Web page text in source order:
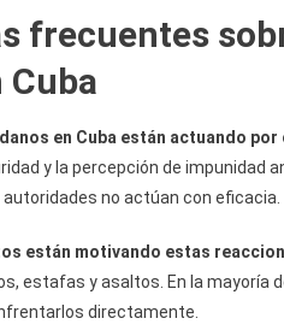
frecuentes
Cuba
en Cuba están actuando por
y la percepción de
no actúan con eficacia.
están motivando estas
estafas y asaltos. En la mayoría
directamente.